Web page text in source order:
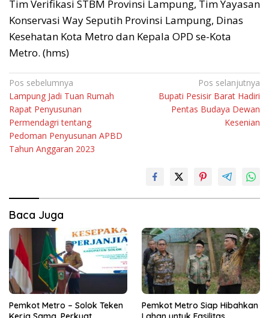
Tim Verifikasi STBM Provinsi Lampung, Tim Yayasan
Konservasi Way Seputih Provinsi Lampung, Dinas
Kesehatan Kota Metro dan Kepala OPD se-Kota
Metro. (hms)
Navigasi
pos
Pos sebelumnya
Lampung Jadi Tuan Rumah
Rapat Penyusunan
Permendagri tentang
Pedoman Penyusunan APBD
Tahun Anggaran 2023
Pos selanjutnya
Bupati Pesisir Barat Hadiri
Pentas Budaya Dewan
Kesenian
Baca Juga
Pemkot Metro – Solok Teken
Pemkot Metro Siap Hibahkan